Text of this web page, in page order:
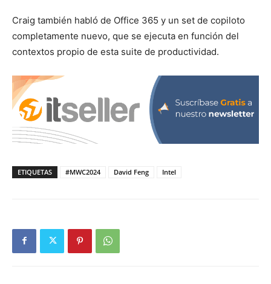
Craig también habló de Office 365 ​​y un set de copiloto
completamente nuevo, que se ejecuta en función del
contextos propio de esta suite de productividad.
ETIQUETAS #MWC2024 David Feng Intel